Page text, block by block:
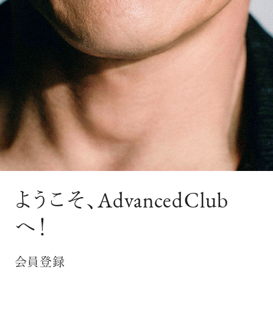
のタブロイドマガジンのご案内もあり、送付手数料のみを
ご負担いただくことでお手元で『AdvancedTime』をお楽し
みいただけます。
登録は無料です。
一緒に『AdvancedTime』を楽しみましょう！
会員登録をする
ようこそ、AdvancedClub
へ！
会員登録